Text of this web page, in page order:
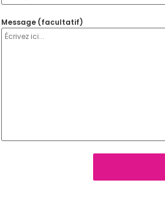
Message (facultatif)